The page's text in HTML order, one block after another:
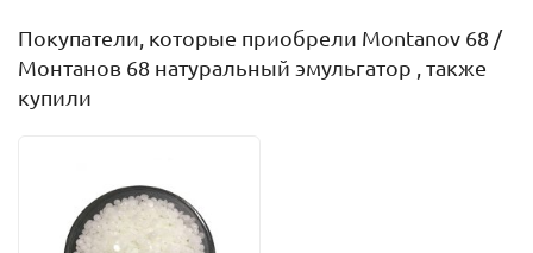
Покупатели, которые приобрели Montanov 68 /
Монтанов 68 натуральный эмульгатор , также
купили